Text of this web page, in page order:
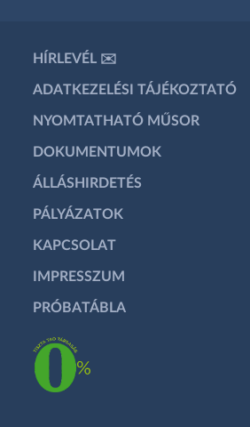
HÍRLEVÉL ✉️
ADATKEZELÉSI TÁJÉKOZTATÓ
NYOMTATHATÓ MŰSOR
DOKUMENTUMOK
ÁLLÁSHIRDETÉS
PÁLYÁZATOK
KAPCSOLAT
IMPRESSZUM
PRÓBATÁBLA